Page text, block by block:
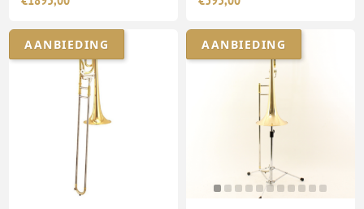
AANBIEDING AANBIEDING